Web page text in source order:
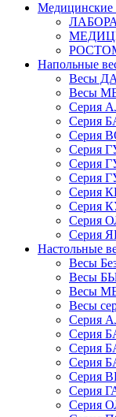
Медицинские
Напольные
Весы
Весы
Серия
Серия
Серия
Серия
Серия
Серия
Серия
Серия
Серия
Серия
Настольные
Весы
Весы
Весы
Весы
Серия
Серия
Серия
Серия
Серия
Серия
Серия